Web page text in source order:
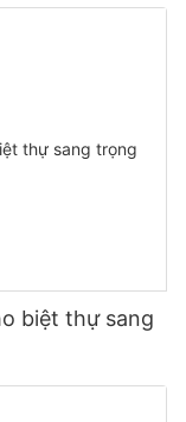
biệt thự sang